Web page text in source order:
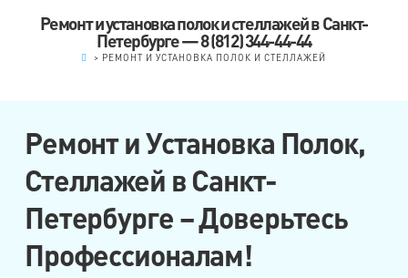
Ремонт и установка полок и стеллажей в Санкт-
Петербурге — 8 (812) 344-44-44
> РЕМОНТ И УСТАНОВКА ПОЛОК И СТЕЛЛАЖЕЙ
Ремонт и Установка Полок,
Стеллажей в Санкт-
Петербурге – Доверьтесь
Профессионалам!